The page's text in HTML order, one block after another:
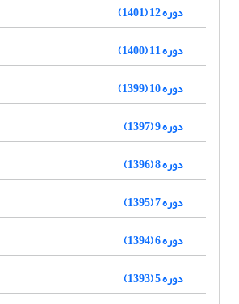
دوره 12 (1401)
دوره 11 (1400)
دوره 10 (1399)
دوره 9 (1397)
دوره 8 (1396)
دوره 7 (1395)
دوره 6 (1394)
دوره 5 (1393)